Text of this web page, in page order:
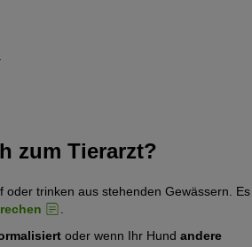
zum Tierarzt?
trinken aus stehenden Gewässern. Es
oder wenn Ihr Hund andere